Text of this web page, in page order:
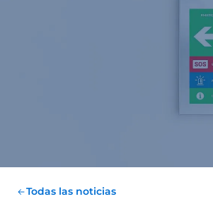
Todas las noticias